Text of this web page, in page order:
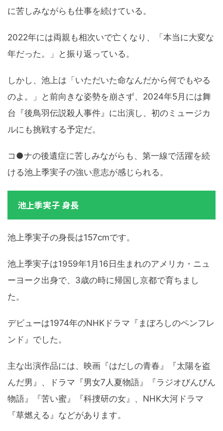
に苦しみながらも仕事を続けている。
2022年には両親も相次いで亡くなり、「本当に大変な
年だった。」と振り返っている。
しかし、池上は「いただいた命なんだから何でもやる
のよ。」と前向きな姿勢を崩さず、2024年5月には舞
台『後鳥羽伝説殺人事件』に出演し、初のミュージカ
ルにも挑戦する予定だ。
コ●ナの後遺症に苦しみながらも、第一線で活躍を続
ける池上季実子の強い意志が感じられる。
池上季実子 身長
池上季実子の身長は157cmです。
池上季実子は1959年1月16日生まれのアメリカ・ニュ
ーヨーク出身で、3歳の時に帰国し京都で育ちまし
た。
デビューは1974年のNHKドラマ『まぼろしのペンフレ
ンド』でした。
主な出演作品には、映画『はだしの青春』『太陽を盗
んだ男』、ドラマ『男女7人夏物語』『ラジオびんびん
物語』『苦い蜜』『科捜研の女』、NHK大河ドラマ
『草燃える』などがあります。